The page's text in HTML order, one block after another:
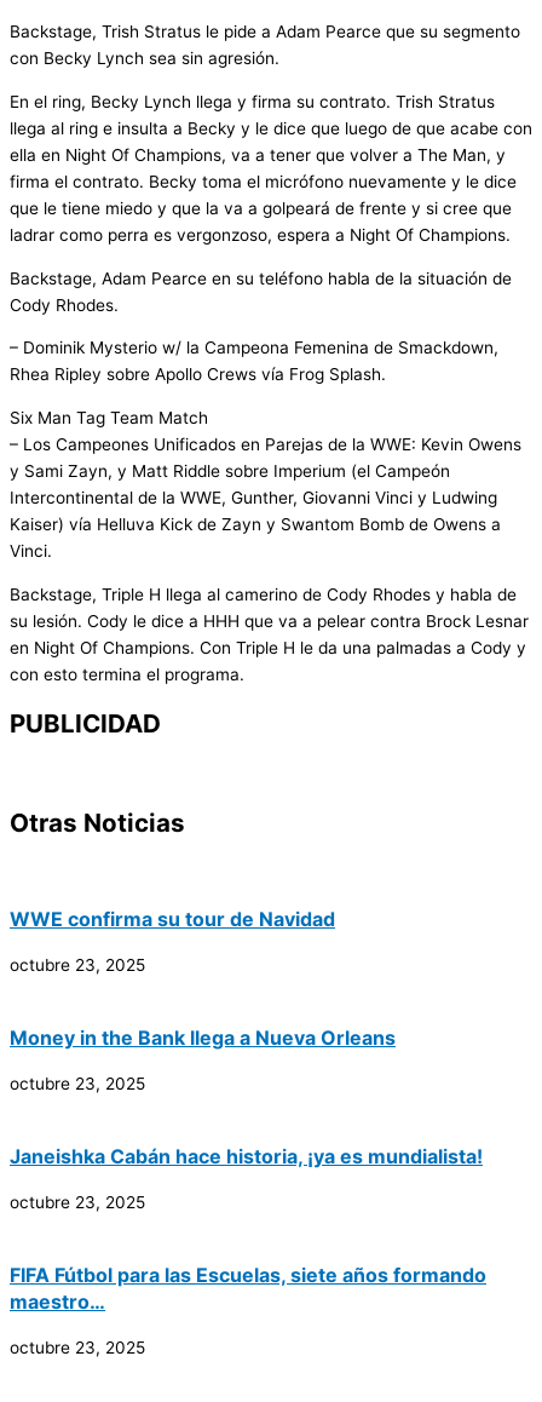
Backstage, Trish Stratus le pide a Adam Pearce que su segmento
con Becky Lynch sea sin agresión.
En el ring, Becky Lynch llega y firma su contrato. Trish Stratus
llega al ring e insulta a Becky y le dice que luego de que acabe con
ella en Night Of Champions, va a tener que volver a The Man, y
firma el contrato. Becky toma el micrófono nuevamente y le dice
que le tiene miedo y que la va a golpeará de frente y si cree que
ladrar como perra es vergonzoso, espera a Night Of Champions.
Backstage, Adam Pearce en su teléfono habla de la situación de
Cody Rhodes.
– Dominik Mysterio w/ la Campeona Femenina de Smackdown,
Rhea Ripley sobre Apollo Crews vía Frog Splash.
Six Man Tag Team Match
– Los Campeones Unificados en Parejas de la WWE: Kevin Owens
y Sami Zayn, y Matt Riddle sobre Imperium (el Campeón
Intercontinental de la WWE, Gunther, Giovanni Vinci y Ludwing
Kaiser) vía Helluva Kick de Zayn y Swantom Bomb de Owens a
Vinci.
Backstage, Triple H llega al camerino de Cody Rhodes y habla de
su lesión. Cody le dice a HHH que va a pelear contra Brock Lesnar
en Night Of Champions. Con Triple H le da una palmadas a Cody y
con esto termina el programa.
PUBLICIDAD
Otras Noticias
WWE confirma su tour de Navidad
octubre 23, 2025
Money in the Bank llega a Nueva Orleans
octubre 23, 2025
Janeishka Cabán hace historia, ¡ya es mundialista!
octubre 23, 2025
FIFA Fútbol para las Escuelas, siete años formando
maestro…
octubre 23, 2025